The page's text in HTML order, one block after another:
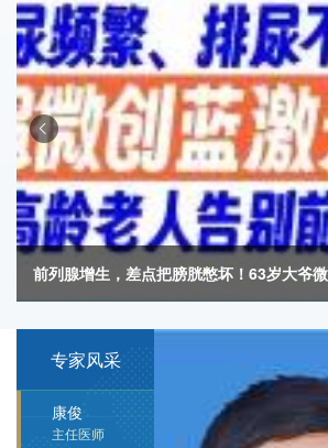
2026
02-26
为深入贯彻落实国家和省、市卫生健康
卫生机构集中整治医德医风有关问题工
机构医德医风建设，提升医疗服务质量
现将医德医风问题监督举报电话和电子
陕西冶金医院医用耗材议标文件
专家风采
谢闯洲
首席专家
祁光裕
主任医师/教授
康俊
主任医师